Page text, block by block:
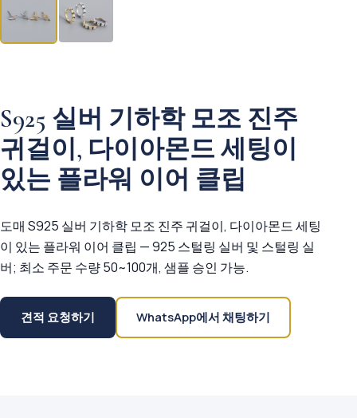
S925 실버 기하학 모조 진주
귀걸이, 다이아몬드 세팅이
있는 플라워 이어 클립
도매 S925 실버 기하학 모조 진주 귀걸이, 다이아몬드 세팅
이 있는 플라워 이어 클립 — 925 스털링 실버 및 스털링 실
버; 최소 주문 수량 50~100개, 샘플 승인 가능.
견적 요청하기 WhatsApp에서 채팅하기